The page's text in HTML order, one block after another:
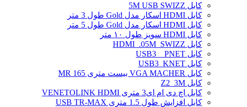
کابل 5M USB SWIZZ
کابل HDMI اسکار مدل Gold طول 3 متر
کابل HDMI اسکار مدل Gold طول 5 متر
کابل HDMI سویز طول ۱۰ متر
کابل HDMI_.05M_SWIZZ
کابل USB3 _ PNET
کابل USB3_KNET
کابل VGA MACHER بیست متری MR 165
کابل Z2_3M
کابل اچ دی ام ای3 متری VENETOLINK HDMI
کابل افزایش طول 1.5 متری USB TR-MAX